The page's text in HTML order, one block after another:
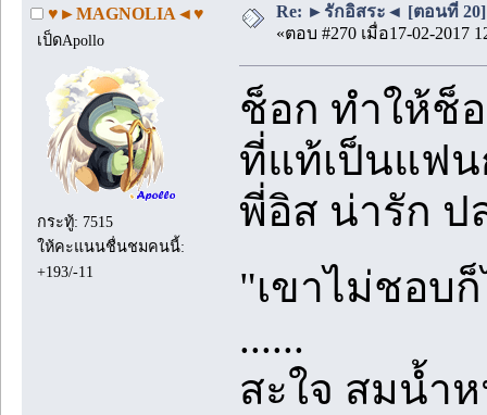
♥►MAGNOLIA◄♥
เป็ดApollo
กระทู้: 7515
ให้คะแนนชื่นชมคนนี้:
+193/-11
Re: ►รักอิสระ◄ [ตอนที่ 20]
«ตอบ #270 เมื่อ17-02-2017
ช็อก ทำให้ช็
ที่แท้เป็นแฟ
พี่อิส น่ารัก ป
"เขาไม่ชอบ
......
สะใจ สมน้ำ